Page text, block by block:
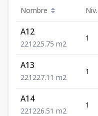
Nombre Niv.
A12
221 225.75 m2
1
A13
221 227.11 m2
1
A14
221 226.51 m2
1